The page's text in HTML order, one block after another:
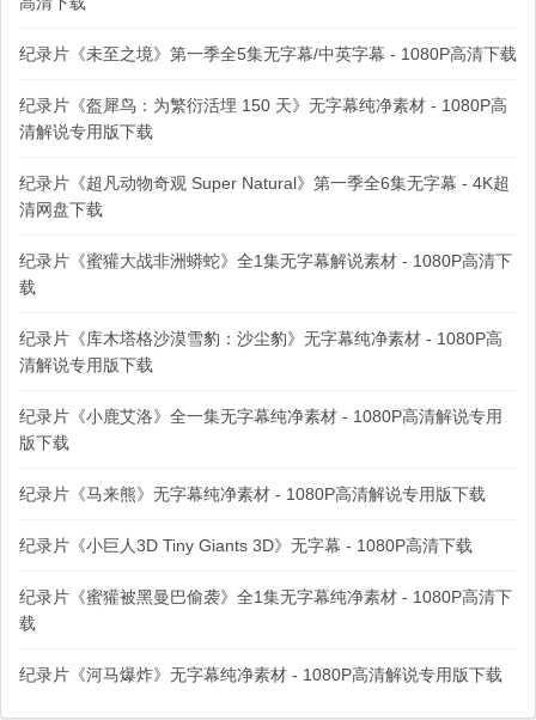
纪录片《未至之境》第一季全5集无字幕/中英字幕 - 1080P高清下载
纪录片《盔犀鸟：为繁衍活埋 150 天》无字幕纯净素材 - 1080P高
清解说专用版下载
纪录片《超凡动物奇观 Super Natural》第一季全6集无字幕 - 4K超
清网盘下载
纪录片《蜜獾大战非洲蟒蛇》全1集无字幕解说素材 - 1080P高清下
载
纪录片《库木塔格沙漠雪豹：沙尘豹》无字幕纯净素材 - 1080P高
清解说专用版下载
纪录片《小鹿艾洛》全一集无字幕纯净素材 - 1080P高清解说专用
版下载
纪录片《马来熊》无字幕纯净素材 - 1080P高清解说专用版下载
纪录片《小巨人3D Tiny Giants 3D》无字幕 - 1080P高清下载
纪录片《蜜獾被黑曼巴偷袭》全1集无字幕纯净素材 - 1080P高清下
载
纪录片《河马爆炸》无字幕纯净素材 - 1080P高清解说专用版下载